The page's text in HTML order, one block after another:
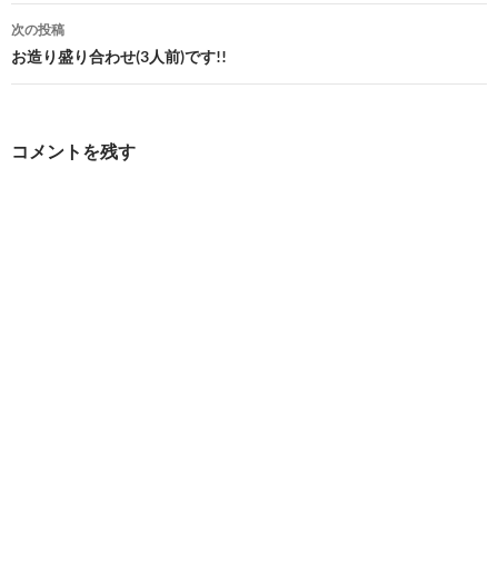
ナ
ビ
次の投稿
お造り盛り合わせ(3人前)です!!
コメントを残す